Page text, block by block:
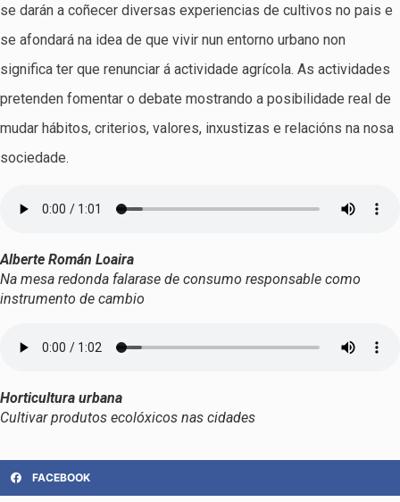
se darán a coñecer diversas experiencias de cultivos no pais e
se afondará na idea de que vivir nun entorno urbano non
significa ter que renunciar á actividade agrícola. As actividades
pretenden fomentar o debate mostrando a posibilidade real de
mudar hábitos, criterios, valores, inxustizas e relacións na nosa
sociedade.
Alberte Román Loaira
Na mesa redonda falarase de consumo responsable como
instrumento de cambio
Horticultura urbana
Cultivar produtos ecolóxicos nas cidades
FACEBOOK